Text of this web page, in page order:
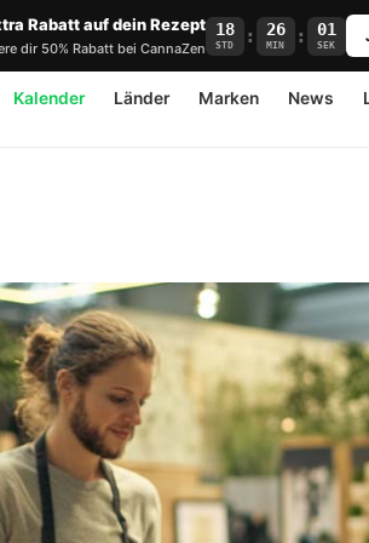
Rabatt auf dein Rezept
dir 50% Rabatt bei CannaZen
18
STD : 26
MIN : 00
SEK
Kalender Länder Marken News